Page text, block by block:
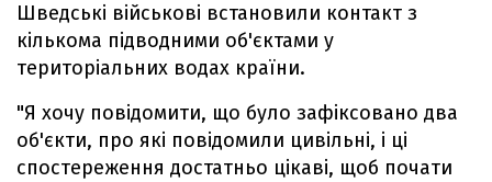
Шведські військові встановили контакт з
кількома підводними об'єктами у
територіальних водах країни.
"Я хочу повідомити, що було зафіксовано два
об'єкти, про які повідомили цивільні, і ці
спостереження достатньо цікаві, щоб почати